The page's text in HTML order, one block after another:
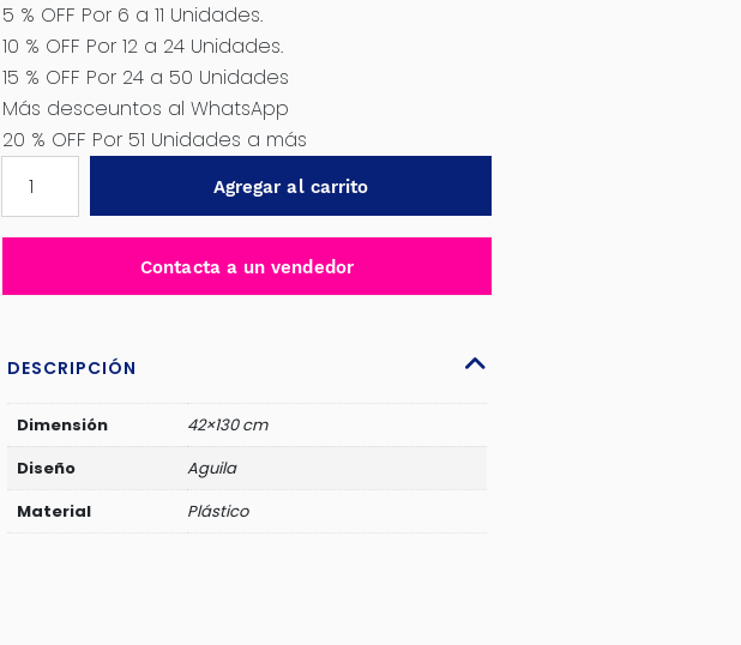
5 % OFF Por 6 a 11 Unidades.
10 % OFF Por 12 a 24 Unidades.
15 % OFF Por 24 a 50 Unidades
Más desceuntos al WhatsApp
20 % OFF Por 51 Unidades a más
CORREDIZO
42CMX1.3M.AGUILA
Agregar al carrito
Contacta a un vendedor
DESCRIPCIÓN
Dimensión
42×130 cm
Diseño
Aguila
Material
Plástico